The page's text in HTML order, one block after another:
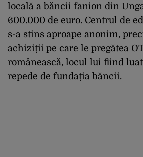
locală a băncii fanion din
600.000 de euro. Centrul de
s-a stins aproape anonim,
achiziții pe care le pregătea
românească, locul lui fiind
repede de fundația băncii.